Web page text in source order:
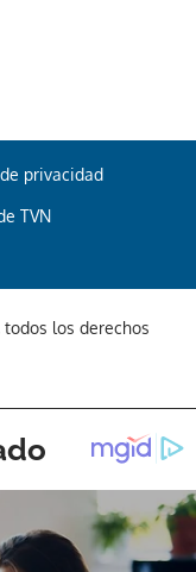
privacidad
TVN
los derechos